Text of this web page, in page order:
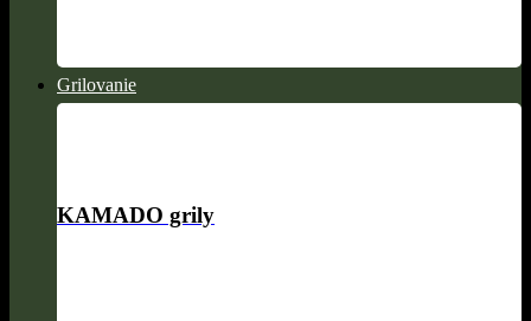
Grilovanie
KAMADO grily